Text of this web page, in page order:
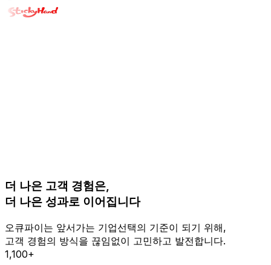
더 나은 고객 경험은,
더 나은 성과로 이어집니다
오큐파이는 앞서가는 기업선택의 기준이 되기 위해,
고객 경험의 방식을 끊임없이 고민하고 발전합니다.
1,100+